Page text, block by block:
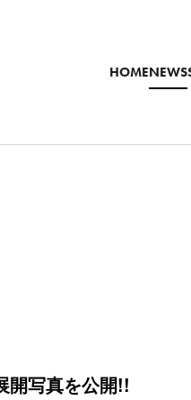
HOMENEWS
開写真を公開!!